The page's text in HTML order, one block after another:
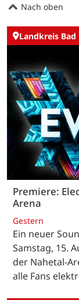
Nach oben
Landkreis Bad
Premiere:
Arena
Gestern
Ein neuer
Samstag, 15.
der Nahetal-
alle Fans